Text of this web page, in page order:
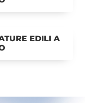
EDILI A